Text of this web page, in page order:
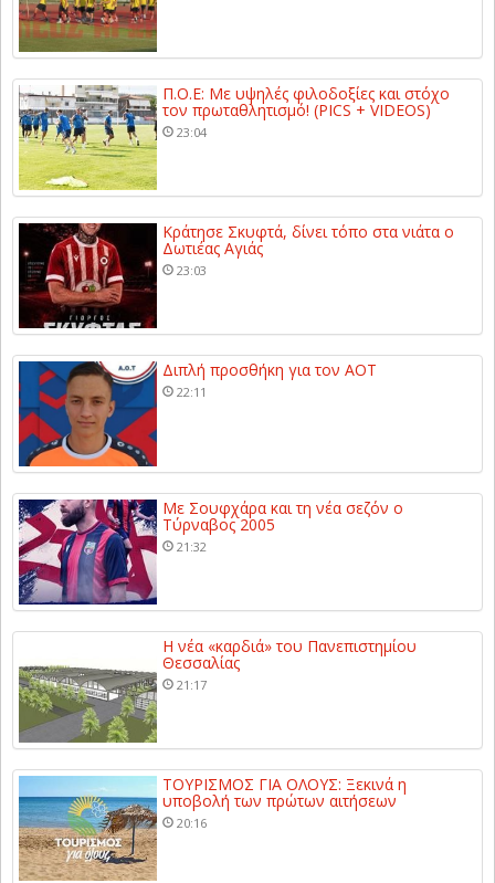
Π.Ο.Ε: Με υψηλές φιλοδοξίες και στόχο
τον πρωταθλητισμό! (PICS + VIDEOS)
23:04
Κράτησε Σκυφτά, δίνει τόπο στα νιάτα ο
Δωτιέας Αγιάς
23:03
Διπλή προσθήκη για τον ΑΟΤ
22:11
Με Σουφχάρα και τη νέα σεζόν ο
Τύρναβος 2005
21:32
Η νέα «καρδιά» του Πανεπιστημίου
Θεσσαλίας
21:17
ΤΟΥΡΙΣΜΟΣ ΓΙΑ ΟΛΟΥΣ: Ξεκινά η
υποβολή των πρώτων αιτήσεων
20:16